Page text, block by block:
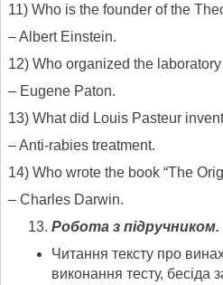
11) Who is the founder of the
– Albert Einstein.
12) Who organized the
– Eugene Paton.
13) What did Louis Pasteur
– Anti-rabies treatment.
14) Who wrote the book “The
– Charles Darwin.
Робота з підручником.
Читання тексту про
виконання тесту, бесіда